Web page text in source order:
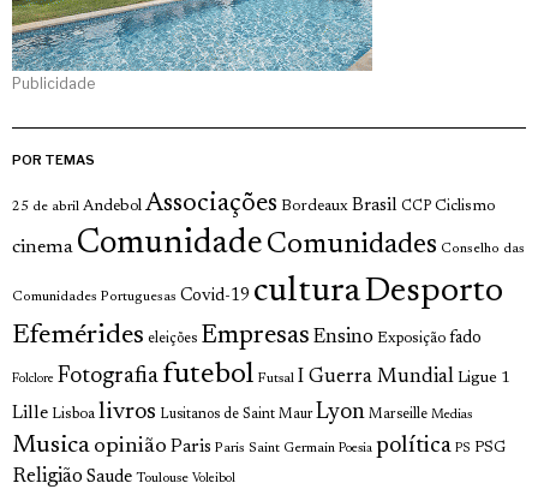
Publicidade
POR TEMAS
25 de abril Andebol Associações Bordeaux Brasil CCP Ciclismo
cinema Comunidade Comunidades Conselho das
Comunidades Portuguesas Covid-19 culturaDesporto
Efemérides eleições Empresas Ensino Exposição fado
Folclore Fotografia futebol Futsal I Guerra Mundial Ligue 1
Lille Lisboa livros Lusitanos de Saint Maur Lyon Marseille Medias
Musica opinião Paris Paris Saint Germain Poesia política PS PSG
Religião Saude Toulouse Voleibol